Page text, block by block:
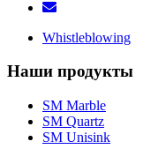
Whistleblowing
Наши продукты
SM Marble
SM Quartz
SM Unisink